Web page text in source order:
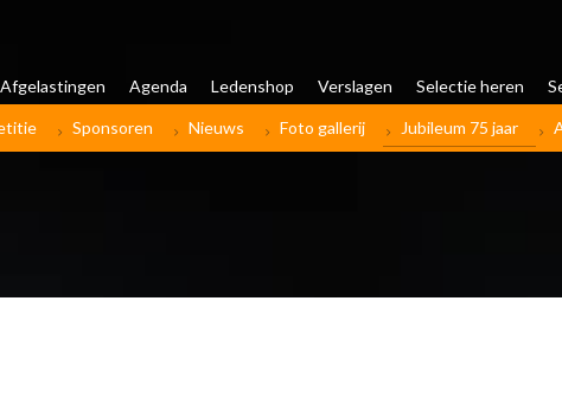
Afgelastingen Agenda Ledenshop Verslagen Selectie heren
Sponsoren Nieuws Foto gallerij Jubileum 75 jaar